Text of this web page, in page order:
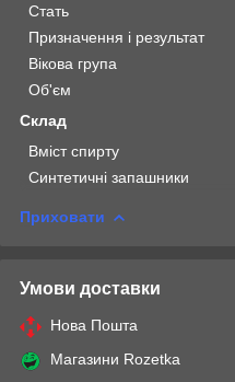
Стать
Призначення і результат
Вікова група
Об'єм
Склад
Вміст спирту
Синтетичні запашники
Приховати
Умови доставки
Нова Пошта
Магазини Rozetka